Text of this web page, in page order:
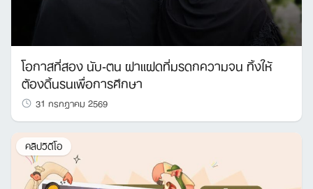
โอกาสที่สอง นับ-ตน ฝาแฝดที่มรดกความจน ทิ้งให้
ต้องดิ้นรนเพื่อการศึกษา
31 กรกฎาคม 2569
คลิปวิดีโอ